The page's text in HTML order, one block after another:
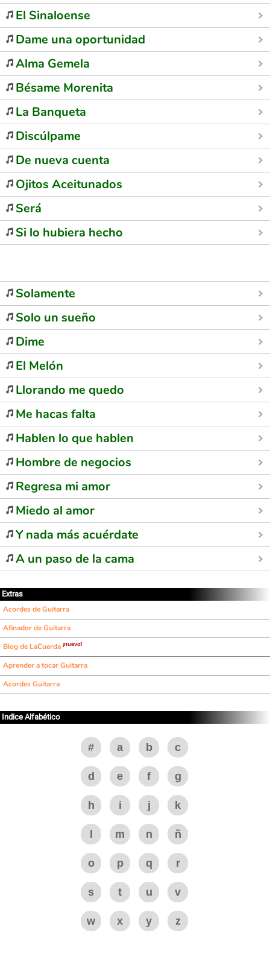
El Sinaloense
Dame una oportunidad
Alma Gemela
Bésame Morenita
La Banqueta
Discúlpame
De nueva cuenta
Ojitos Aceitunados
Será
Si lo hubiera hecho
Solamente
Solo un sueño
Dime
El Melón
Llorando me quedo
Me hacas falta
Hablen lo que hablen
Hombre de negocios
Regresa mi amor
Miedo al amor
Y nada más acuérdate
A un paso de la cama
Extras
Acordes de Guitarra
Afinador de Guitarra
Blog de LaCuerda ¡nuevo!
Aprender a tocar Guitarra
Acordes Guitarra
Indice Alfabético
# a b c
d e f g
h i j k
m n ñ
o p q r
s t u v
w x y z